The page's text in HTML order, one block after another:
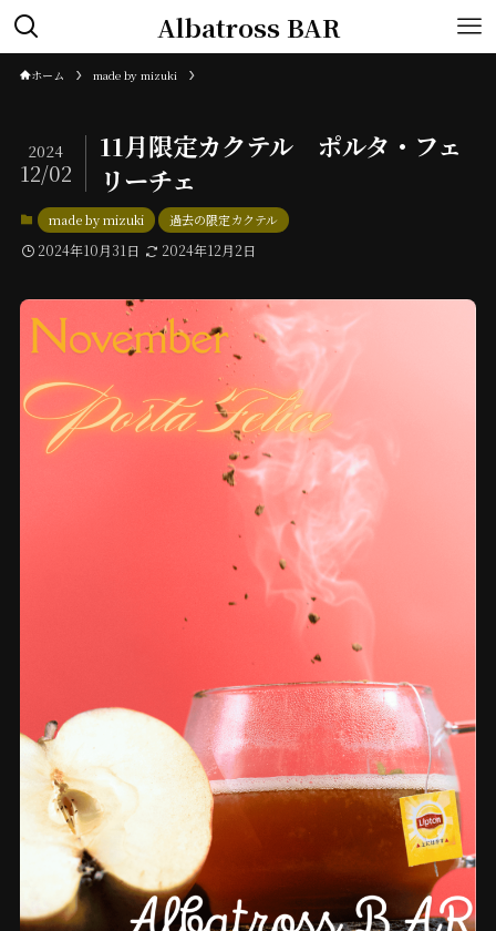
Albatross BAR
ホーム made by mizuki
11月限定カクテル ポルタ・フェ
リーチェ
2024
12/02
made by mizuki 過去の限定カクテル
2024年10月31日 2024年12月2日